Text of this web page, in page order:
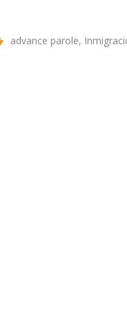
advance parole,